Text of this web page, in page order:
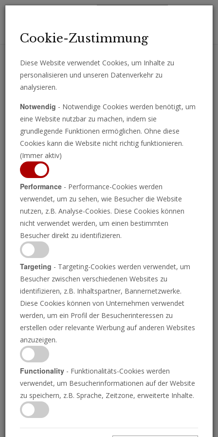
Erhalten Sie wichtige Analysen, Kommentare und Nachrichten
ANGELA WEISS/AFP VIA GETTY IMAGES
New Yorker wählen
Mamdani
JOEL HILLIKER • 05.11.2025
G estern haben die Wähler von New York City den
radikalen Sozialisten Zohran Mamdani zu ihrem
nächsten Bürgermeister gewählt. In einer feurigen
Cookie-Zustimmung
Diese Website verwendet Cookies, um Inhalte zu
personalisieren und unseren Datenverkehr zu
analysieren.
Notwendig - Notwendige Cookies werden benötigt, um
eine Website nutzbar zu machen, indem sie
grundlegende Funktionen ermöglichen. Ohne diese
Cookies kann die Website nicht richtig funktionieren.
(Immer aktiv)
Performance - Performance-Cookies werden
verwendet, um zu sehen, wie Besucher die Website
nutzen, z.B. Analyse-Cookies. Diese Cookies können
nicht verwendet werden, um einen bestimmten
Besucher direkt zu identifizieren.
Targeting - Targeting-Cookies werden verwendet, um
Besucher zwischen verschiedenen Websites zu
identifizieren, z.B. Inhaltspartner, Bannernetzwerke.
Diese Cookies können von Unternehmen verwendet
werden, um ein Profil der Besucherinteressen zu
erstellen oder relevante Werbung auf anderen Websites
anzuzeigen.
Functionality - Funktionalitäts-Cookies werden
verwendet, um Besucherinformationen auf der Website
zu speichern, z.B. Sprache, Zeitzone, erweiterte Inhalte.